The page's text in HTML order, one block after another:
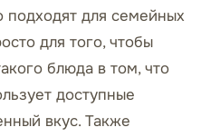
подходят для семейных
для того, чтобы
блюда в том, что
доступные
вкус. Также